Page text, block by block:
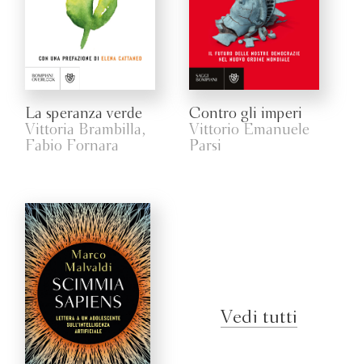
La speranza verde
Vittoria Brambilla,
Fabio Fornara
Contro gli imperi
Vittorio Emanuele
Parsi
Vedi tutti